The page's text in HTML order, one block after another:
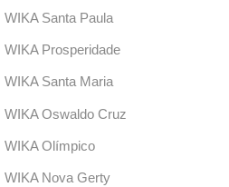
Santa Paula
Prosperidade
Santa Maria
Oswaldo Cruz
WIKA Olímpico
WIKA Nova Gerty